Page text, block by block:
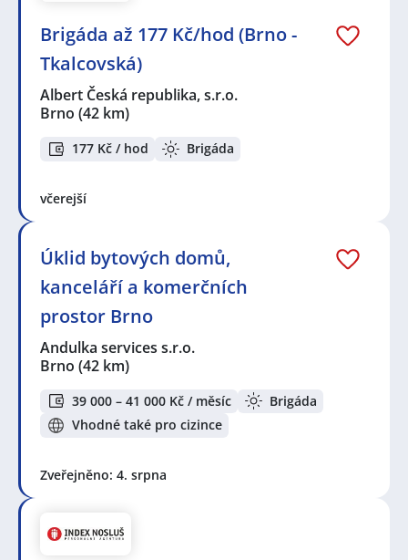
Brigáda až 177 Kč/hod (Brno -
Tkalcovská)
Albert Česká republika, s.r.o.
Brno (42 km)
177 Kč / hod Brigáda
včerejší
Úklid bytových domů,
kanceláří a komerčních
prostor Brno
Andulka services s.r.o.
Brno (42 km)
39 000 – 41 000 Kč / měsíc
Brigáda
Vhodné také pro cizince
Zveřejněno: 4. srpna